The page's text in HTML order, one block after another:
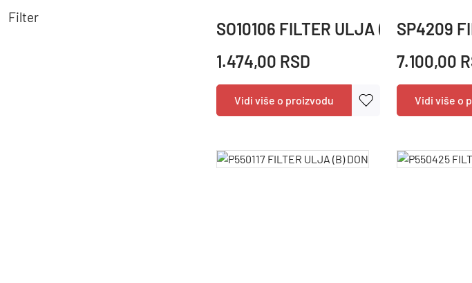
Filter
SO10106 FILTER ULJA (A) HFI
1.474,00 RSD
Vidi više o proizvodu
SP4209
7.100,00
Vidi više o